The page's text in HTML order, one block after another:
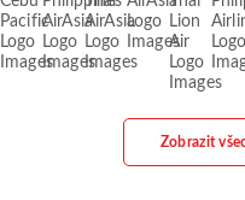
Zobrazit